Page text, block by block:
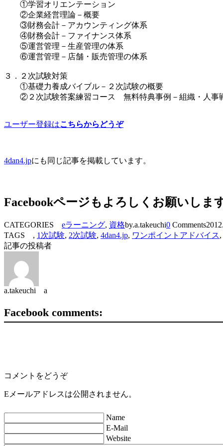
①学習オリエンテーション
②企業経営理論－概要
③財務会計－アカウンティング体系
④財務会計－ファイナンス体系
⑤運営管理－生産管理の体系
⑥運営管理－店舗・販売管理の体系
３．２次試験対策
①基礎力養成バイブル－２次試験の概要
②２次試験答案練習コース 無料特典事例－組織・人事
ユーザー登録はこちらからどうぞ
4dan4.jpにも同じ記事を掲載しています。
Facebookページもよろしくお願いしま
CATEGORIES eラーニング, 資格by.a.takeuchi0 Comments
TAGS , 1次試験, 2次試験, 4dan4.jp, ワンポイントアドバイス,
記事の投稿者
a.takeuchi a
Facebook comments:
コメントをどうぞ
Eメールアドレスは公開されません。
Name
E-Mail
Website